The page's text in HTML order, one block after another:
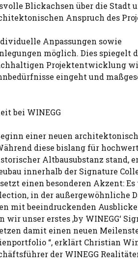
Blickachsen über die Stadt
Anspruch des
Anpassungen sowie
möglich. Dies spiegelt
Projektentwicklung
eingeht und
bei WINEGG
einer neuen
diese bislang für
Altbausubstanz stand,
innerhalb der Signature
einen besonderen Akzent:
in der außergewöhnliche
mit beeindruckenden
wir unser erstes ‚by WINEGG‘
damit einen neuen
“, erklärt Christian
der WINEGG